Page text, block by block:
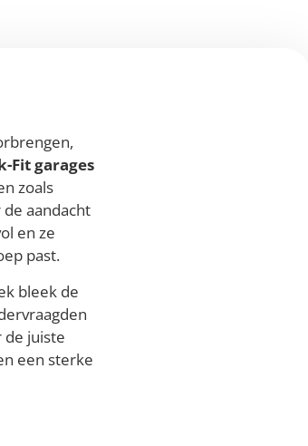
Fit garages
zoals
aandacht
en ze
past.
bleek de
de juiste
een sterke